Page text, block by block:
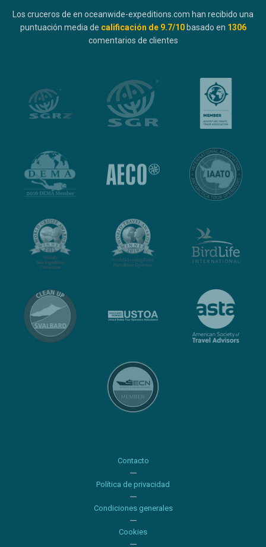
Los cruceros de en oceanwide-expeditions.com han recibido una
puntuación media de calificación de 9.7/10 basado en 1306
comentarios de clientes
Contacto
Política de privacidad
Condiciones generales
Cookies